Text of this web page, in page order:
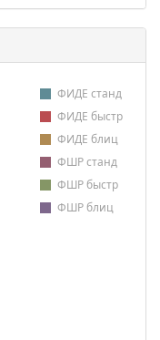
ФИДЕ станд
ФИДЕ быстр
ФИДЕ блиц
ФШР станд
ФШР быстр
ФШР блиц